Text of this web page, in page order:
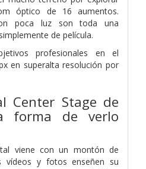
óptico de 16 aumentos.
poca luz son toda una
de película.
profesionales en el
en superalta resolución por
Center Stage de
forma de verlo
viene con un montón de
vídeos y fotos enseñen su